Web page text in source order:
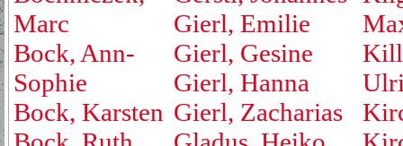
Marc
Bock, Ann-
Sophie
Bock, Karsten
Gierl, Emilie
Gierl, Gesine
Gierl, Hanna
Gierl, Zacharias